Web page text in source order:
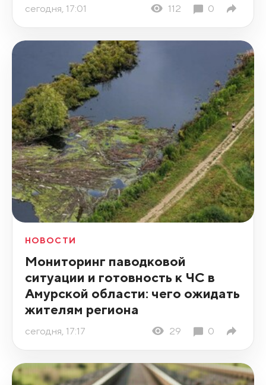
сегодня, 17:01 112 0
НОВОСТИ
Мониторинг паводковой
ситуации и готовность к ЧС в
Амурской области: чего ожидать
жителям региона
сегодня, 17:17 29 0